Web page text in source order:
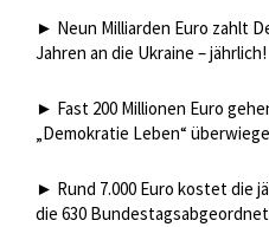
► Neun Milliarden Euro zahlt
Jahren an die Ukraine – jährlich!
► Fast 200 Millionen Euro
„Demokratie Leben“
► Rund 7.000 Euro kostet die
die 630